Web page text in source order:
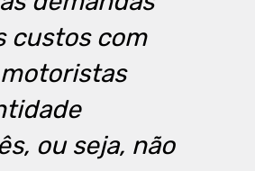
custos com
ou seja, não